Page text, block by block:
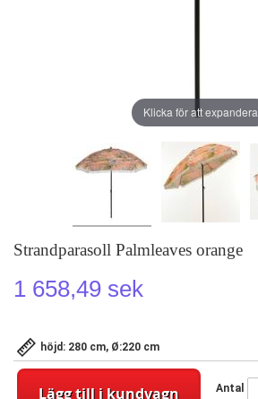
Strandparasoll Palmleaves orange
1 658,49 sek
höjd: 280 cm, Ø:220 cm
Antal
Lägg till i kundvagn
Klicka för att expandera